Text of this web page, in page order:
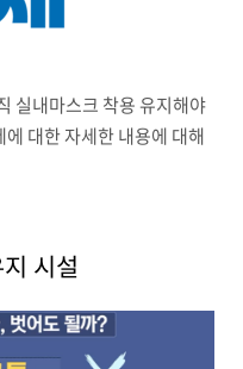
실내마스크 착용 유지해야
대한 자세한 내용에 대해
시설